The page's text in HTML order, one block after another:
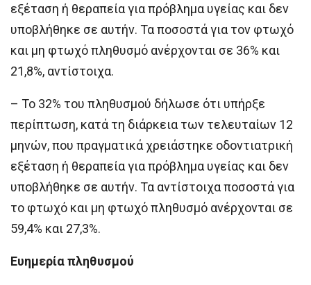
εξέταση ή θεραπεία για πρόβλημα υγείας και δεν
υποβλήθηκε σε αυτήν. Τα ποσοστά για τον φτωχό
και μη φτωχό πληθυσμό ανέρχονται σε 36% και
21,8%, αντίστοιχα.
– Το 32% του πληθυσμού δήλωσε ότι υπήρξε
περίπτωση, κατά τη διάρκεια των τελευταίων 12
μηνών, που πραγματικά χρειάστηκε οδοντιατρική
εξέταση ή θεραπεία για πρόβλημα υγείας και δεν
υποβλήθηκε σε αυτήν. Τα αντίστοιχα ποσοστά για
το φτωχό και μη φτωχό πληθυσμό ανέρχονται σε
59,4% και 27,3%.
Ευημερία πληθυσμού